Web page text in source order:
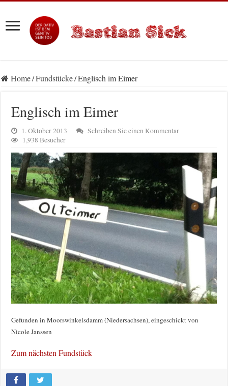
Home/Fundstücke/Englisch im Eimer
Englisch im Eimer
1. Oktober 2013
Schreiben Sie einen Kommentar
1,938 Besucher
Gefunden in Moorswinkelsdamm (Niedersachsen), eingeschickt von
Nicole Janssen
Zum nächsten Fundstück